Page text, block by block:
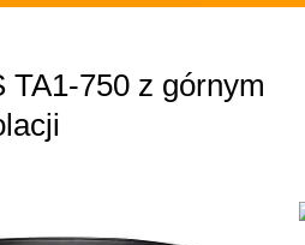
TA1-750 z górnym